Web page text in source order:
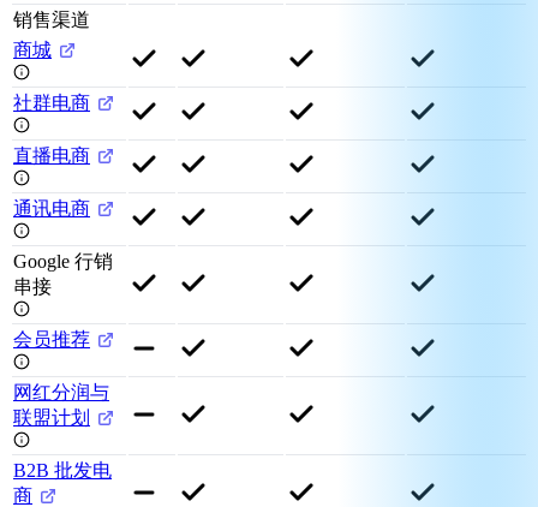
销售渠道
商城
社群电商
直播电商
通讯电商
Google 行销
串接
会员推荐
网红分润与
联盟计划
B2B 批发电
商